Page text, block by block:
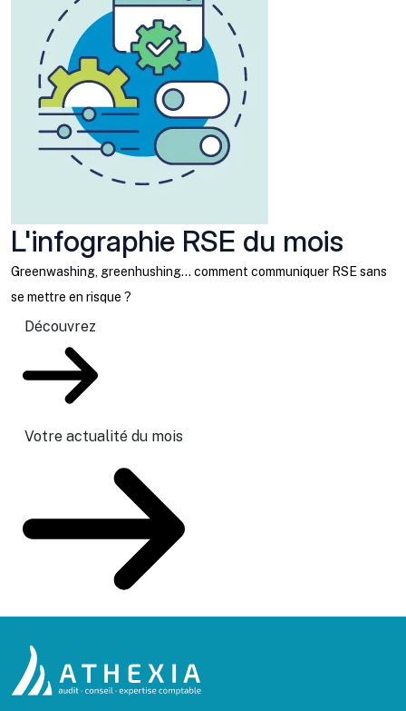
L'infographie RSE du mois
Greenwashing, greenhushing… comment communiquer RSE sans
se mettre en risque ?
Découvrez
Votre actualité du mois